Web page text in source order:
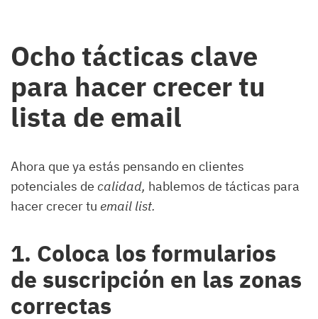
Ocho tácticas clave
para hacer crecer tu
lista de email
Ahora que ya estás pensando en clientes
potenciales de calidad, hablemos de tácticas para
hacer crecer tu email list.
1. Coloca los formularios
de suscripción en las zonas
correctas